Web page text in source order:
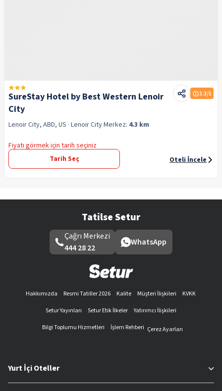
SureStay Hotel by Best Western Lenoir
City
3.3/5
Lenoir City, ABD, US · Lenoir CityMerkez: 4.3 km
Fiyatı görmek için tarih seçiniz
Tarih Seç
Oteli İncele
Tatilse Setur
Çağrı Merkezi
444 28 22
WhatsApp
Hakkımızda Resmi Tatiller 2026 Kalite Müşteri İlişkileri
KVKK
Setur Yayınları
Setur Etik İlkeler
Yatırımcı İlişkileri
Bilgi Toplumu Hizmetleri
İşlem Rehberi Çerez Ayarları
Yurt İçi Oteller